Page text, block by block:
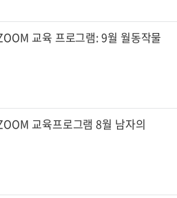
교육 프로그램: 9월 월동작물
교육프로그램 8월 남자의